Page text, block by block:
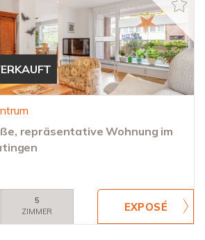
repräsentative Wohnung im
5
ZIMMER